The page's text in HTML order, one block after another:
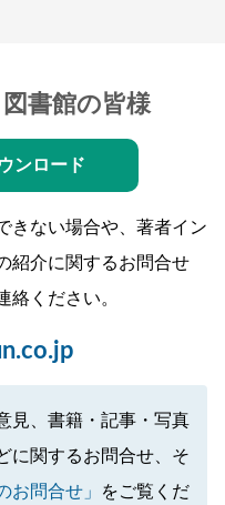
書館の皆様
ンロード
きない場合や、著者イン
紹介に関するお問合せ
絡ください。
見、書籍・記事・写真
に関するお問合せ、そ
お問合せ」
をご覧くだ